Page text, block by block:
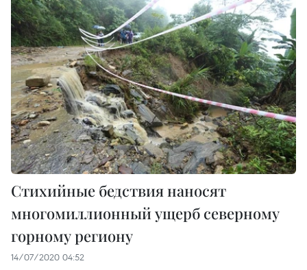
Стихийные бедствия наносят
многомиллионный ущерб северному
горному региону
14/07/2020 04:52